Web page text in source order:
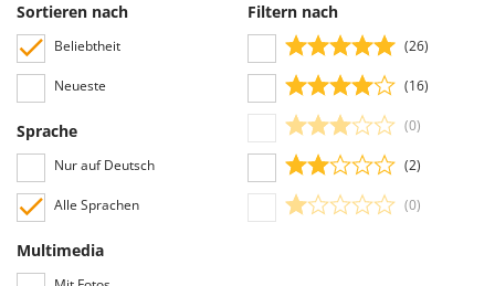
Sortieren nach
Beliebtheit
Neueste
Sprache
Nur auf Deutsch
Alle Sprachen
Multimedia
Filtern nach
(26)
(16)
(0)
(2)
(0)